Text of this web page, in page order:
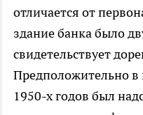
отличается от
здание банка было
свидетельствует
Предположительно в
1950-х годов был